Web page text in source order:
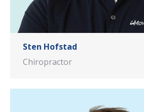
Sten Hofstad
Chiropractor